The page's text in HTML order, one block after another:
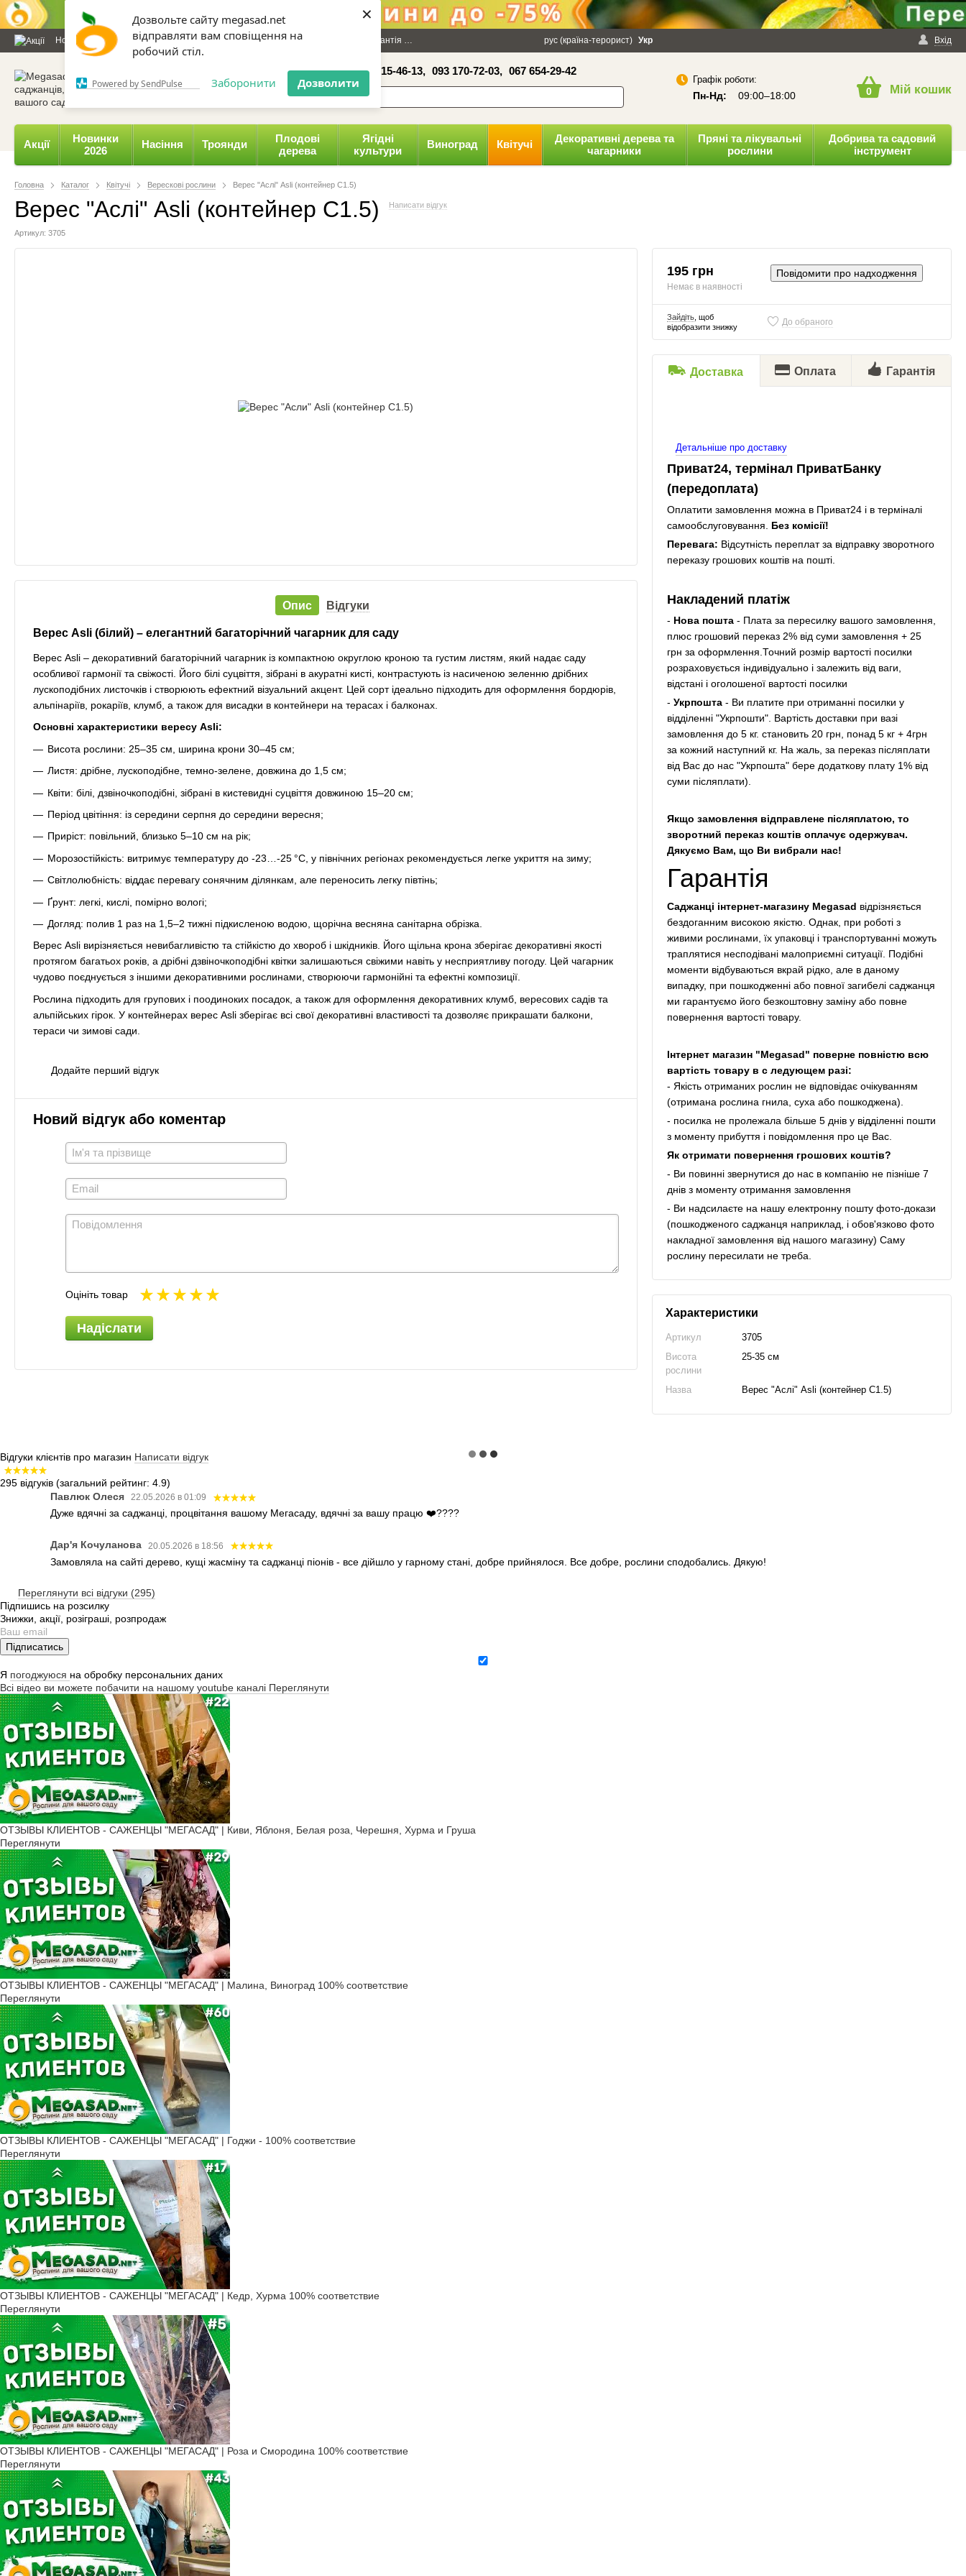
Дозвольте сайту megasad.net
відправляти вам сповіщення на
робочий стіл.
Powered by SendPulse Заборонити Дозволити
×
Новини та статті Каталог Контакти Відгуки Даруємо 100 грн Гарантія Політика конфіденційності Вхід
рус (країна-терорист) Укр
067 654-16-41, 050 515-46-13, 093 170-72-03, 067 654-29-42
Графік роботи:
Пн-Нд: 09:00–18:00 0 Мій кошик
Акції
Новинки
2026
Насіння Троянди
Плодові
дерева
Ягідні
культури
Виноград Квітучі
Декоративні дерева та
чагарники
Пряні та лікувальні
рослини
Добрива та садовий
інструмент
Головна Каталог Квітучі Верескові рослини Верес "Аслі" Asli (контейнер С1.5)
Верес "Аслі" Asli (контейнер С1.5) Написати відгук
Артикул: 3705
Опис Відгуки
Верес Asli (білий) – елегантний багаторічний чагарник для саду
Верес Asli – декоративний багаторічний чагарник із компактною округлою кроною та густим листям, який надає саду
особливої гармонії та свіжості. Його білі суцвіття, зібрані в акуратні кисті, контрастують із насиченою зеленню дрібних
лускоподібних листочків і створюють ефектний візуальний акцент. Цей сорт ідеально підходить для оформлення бордюрів,
альпінаріїв, рокаріїв, клумб, а також для висадки в контейнери на терасах і балконах.
Основні характеристики вересу Asli:
Висота рослини: 25–35 см, ширина крони 30–45 см;
Листя: дрібне, лускоподібне, темно-зелене, довжина до 1,5 см;
Квіти: білі, дзвіночкоподібні, зібрані в кистевидні суцвіття довжиною 15–20 см;
Період цвітіння: із середини серпня до середини вересня;
Приріст: повільний, близько 5–10 см на рік;
Морозостійкість: витримує температуру до -23…-25 °C, у північних регіонах рекомендується легке укриття на зиму;
Світлолюбність: віддає перевагу сонячним ділянкам, але переносить легку півтінь;
Ґрунт: легкі, кислі, помірно вологі;
Догляд: полив 1 раз на 1,5–2 тижні підкисленою водою, щорічна весняна санітарна обрізка.
Верес Asli вирізняється невибагливістю та стійкістю до хвороб і шкідників. Його щільна крона зберігає декоративні якості
протягом багатьох років, а дрібні дзвіночкоподібні квітки залишаються свіжими навіть у несприятливу погоду. Цей чагарник
чудово поєднується з іншими декоративними рослинами, створюючи гармонійні та ефектні композиції.
Рослина підходить для групових і поодиноких посадок, а також для оформлення декоративних клумб, вересових садів та
альпійських гірок. У контейнерах верес Asli зберігає всі свої декоративні властивості та дозволяє прикрашати балкони,
тераси чи зимові сади.
Додайте перший відгук
Новий відгук або коментар
Оцініть товар
Надіслати
195 грн
Немає в наявності
Повідомити про надходження
Зайдіть, щоб
відобразити знижку
До обраного
Доставка Оплата Гарантія
Детальніше про доставку
Приват24, термінал ПриватБанку
(передоплата)
Оплатити замовлення можна в Приват24 і в терміналі
самообслуговування. Без комісії!
Перевага: Відсутність переплат за відправку зворотного
переказу грошових коштів на пошті.
Накладений платіж
- Нова пошта- Плата за пересилку вашого замовлення,
плюс грошовий переказ 2% від суми замовлення + 25
грн за оформлення.Точний розмір вартості посилки
розраховується індивідуально і залежить від ваги,
відстані і оголошеної вартості посилки
- Укрпошта- Ви платите при отриманні посилки у
відділенні "Укрпошти". Вартість доставки при вазі
замовлення до 5 кг. становить 20 грн, понад 5 кг + 4грн
за кожний наступний кг. На жаль, за переказ післяплати
від Вас до нас "Укрпошта" бере додаткову плату 1% від
суми післяплати).
Якщо замовлення відправлене післяплатою, то
зворотний переказ коштів оплачує одержувач.
Дякуємо Вам, що Ви вибрали нас!
Гарантія
Саджанці інтернет-магазину Megasad відрізняється
бездоганним високою якістю. Однак, при роботі з
живими рослинами, їх упаковці і транспортуванні можуть
траплятися несподівані малоприємні ситуації. Подібні
моменти відбуваються вкрай рідко, але в даному
випадку, при пошкодженні або повної загибелі саджанця
ми гарантуємо його безкоштовну заміну або повне
повернення вартості товару.
Інтернет магазин "Megasad" поверне повністю всю
вартість товару в с ледующем разі:
- Якість отриманих рослин не відповідає очікуванням
(отримана рослина гнила, суха або пошкоджена).
- посилка не пролежала більше 5 днів у відділенні пошти
з моменту прибуття і повідомлення про це Вас.
Як отримати повернення грошових коштів?
- Ви повинні звернутися до нас в компанію не пізніше 7
днів з моменту отримання замовлення
- Ви надсилаєте на нашу електронну пошту фото-докази
(пошкодженого саджанця наприклад, і обов'язково фото
накладної замовлення від нашого магазину) Саму
рослину пересилати не треба.
Характеристики
Артикул
3705
Висота
рослини
25-35 см
Назва Верес "Аслі" Asli (контейнер С1.5)
Відгуки клієнтів про магазин Написати відгук
295 відгуків (загальний рейтинг: 4.9)
Павлюк Олеся
22.05.2026 в 01:09
Дуже вдячні за саджанці, процвітання вашому Мегасаду, вдячні за вашу працю ❤️????
Дар'я Кочуланова 20.05.2026 в 18:56
Замовляла на сайті дерево, кущі жасміну та саджанці піонів - все дійшло у гарному стані, добре прийнялося. Все добре, рослини сподобались. Дякую!
Переглянути всі відгуки (295)
Підпишись на розсилку
Знижки, акції, розіграші, розпродаж
Підписатись
Я погоджуюся на обробку персональних даних
Всі відео ви можете побачити на нашому youtube каналі Переглянути
ОТЗЫВЫ КЛИЕНТОВ - САЖЕНЦЫ "МЕГАСАД" | Киви, Яблоня, Белая роза, Черешня, Хурма и Груша
Переглянути
ОТЗЫВЫ КЛИЕНТОВ - САЖЕНЦЫ "МЕГАСАД" | Малина, Виноград 100% соответствие
Переглянути
ОТЗЫВЫ КЛИЕНТОВ - САЖЕНЦЫ "МЕГАСАД" | Годжи - 100% соответствие
Переглянути
ОТЗЫВЫ КЛИЕНТОВ - САЖЕНЦЫ "МЕГАСАД" | Кедр, Хурма 100% соответствие
Переглянути
ОТЗЫВЫ КЛИЕНТОВ - САЖЕНЦЫ "МЕГАСАД" | Роза и Смородина 100% соответствие
Переглянути